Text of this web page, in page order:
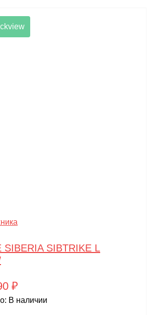
SIBERIA SIBTRIKE L
₽
В наличии